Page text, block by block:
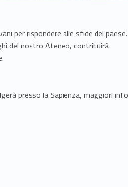
per rispondere alle sfide del paese.
del nostro Ateneo, contribuirà
presso la Sapienza, maggiori info